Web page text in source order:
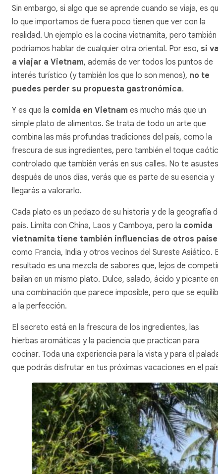
Sin embargo, si algo que se aprende cuando se viaja, es
lo que importamos de fuera poco tienen que ver con la
realidad. Un ejemplo es la cocina vietnamita, pero también
podríamos hablar de cualquier otra oriental. Por eso, si
a viajar a Vietnam, además de ver todos los puntos de
interés turístico (y también los que lo son menos), no te
puedes perder su propuesta gastronómica.
Y es que la comida en Vietnam es mucho más que un
simple plato de alimentos. Se trata de todo un arte que
combina las más profundas tradiciones del país, como la
frescura de sus ingredientes, pero también el toque
controlado que también verás en sus calles. No te asustes,
después de unos días, verás que es parte de su esencia y
llegarás a valorarlo.
Cada plato es un pedazo de su historia y de la geografía
país. Limita con China, Laos y Camboya, pero la comida
vietnamita tiene también influencias de otros países
como Francia, India y otros vecinos del Sureste Asiático. El
resultado es una mezcla de sabores que, lejos de competir,
bailan en un mismo plato. Dulce, salado, ácido y picante en
una combinación que parece imposible, pero que se
a la perfección.
El secreto está en la frescura de los ingredientes, las
hierbas aromáticas y la paciencia que practican para
cocinar. Toda una experiencia para la vista y para el
que podrás disfrutar en tus próximas vacaciones en el país.